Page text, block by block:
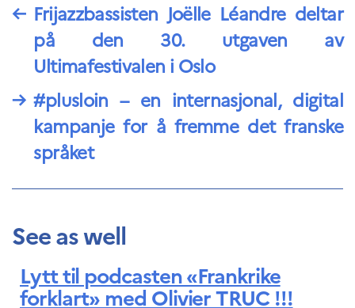
← Frijazzbassisten Joëlle Léandre deltar
på den 30. utgaven av
Ultimafestivalen i Oslo
→ #plusloin – en internasjonal, digital
kampanje for å fremme det franske
språket
See as well
Lytt til podcasten «Frankrike
forklart» med Olivier TRUC !!!